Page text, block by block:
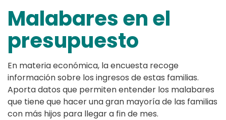
Malabares en el
presupuesto
En materia económica, la encuesta recoge
información sobre los ingresos de estas familias.
Aporta datos que permiten entender los malabares
que tiene que hacer una gran mayoría de las familias
con más hijos para llegar a fin de mes.